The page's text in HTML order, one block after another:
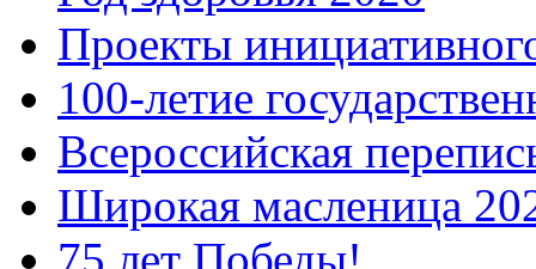
Проекты
100-летие
Всероссийская
Широкая масленица
75 лет Победы!